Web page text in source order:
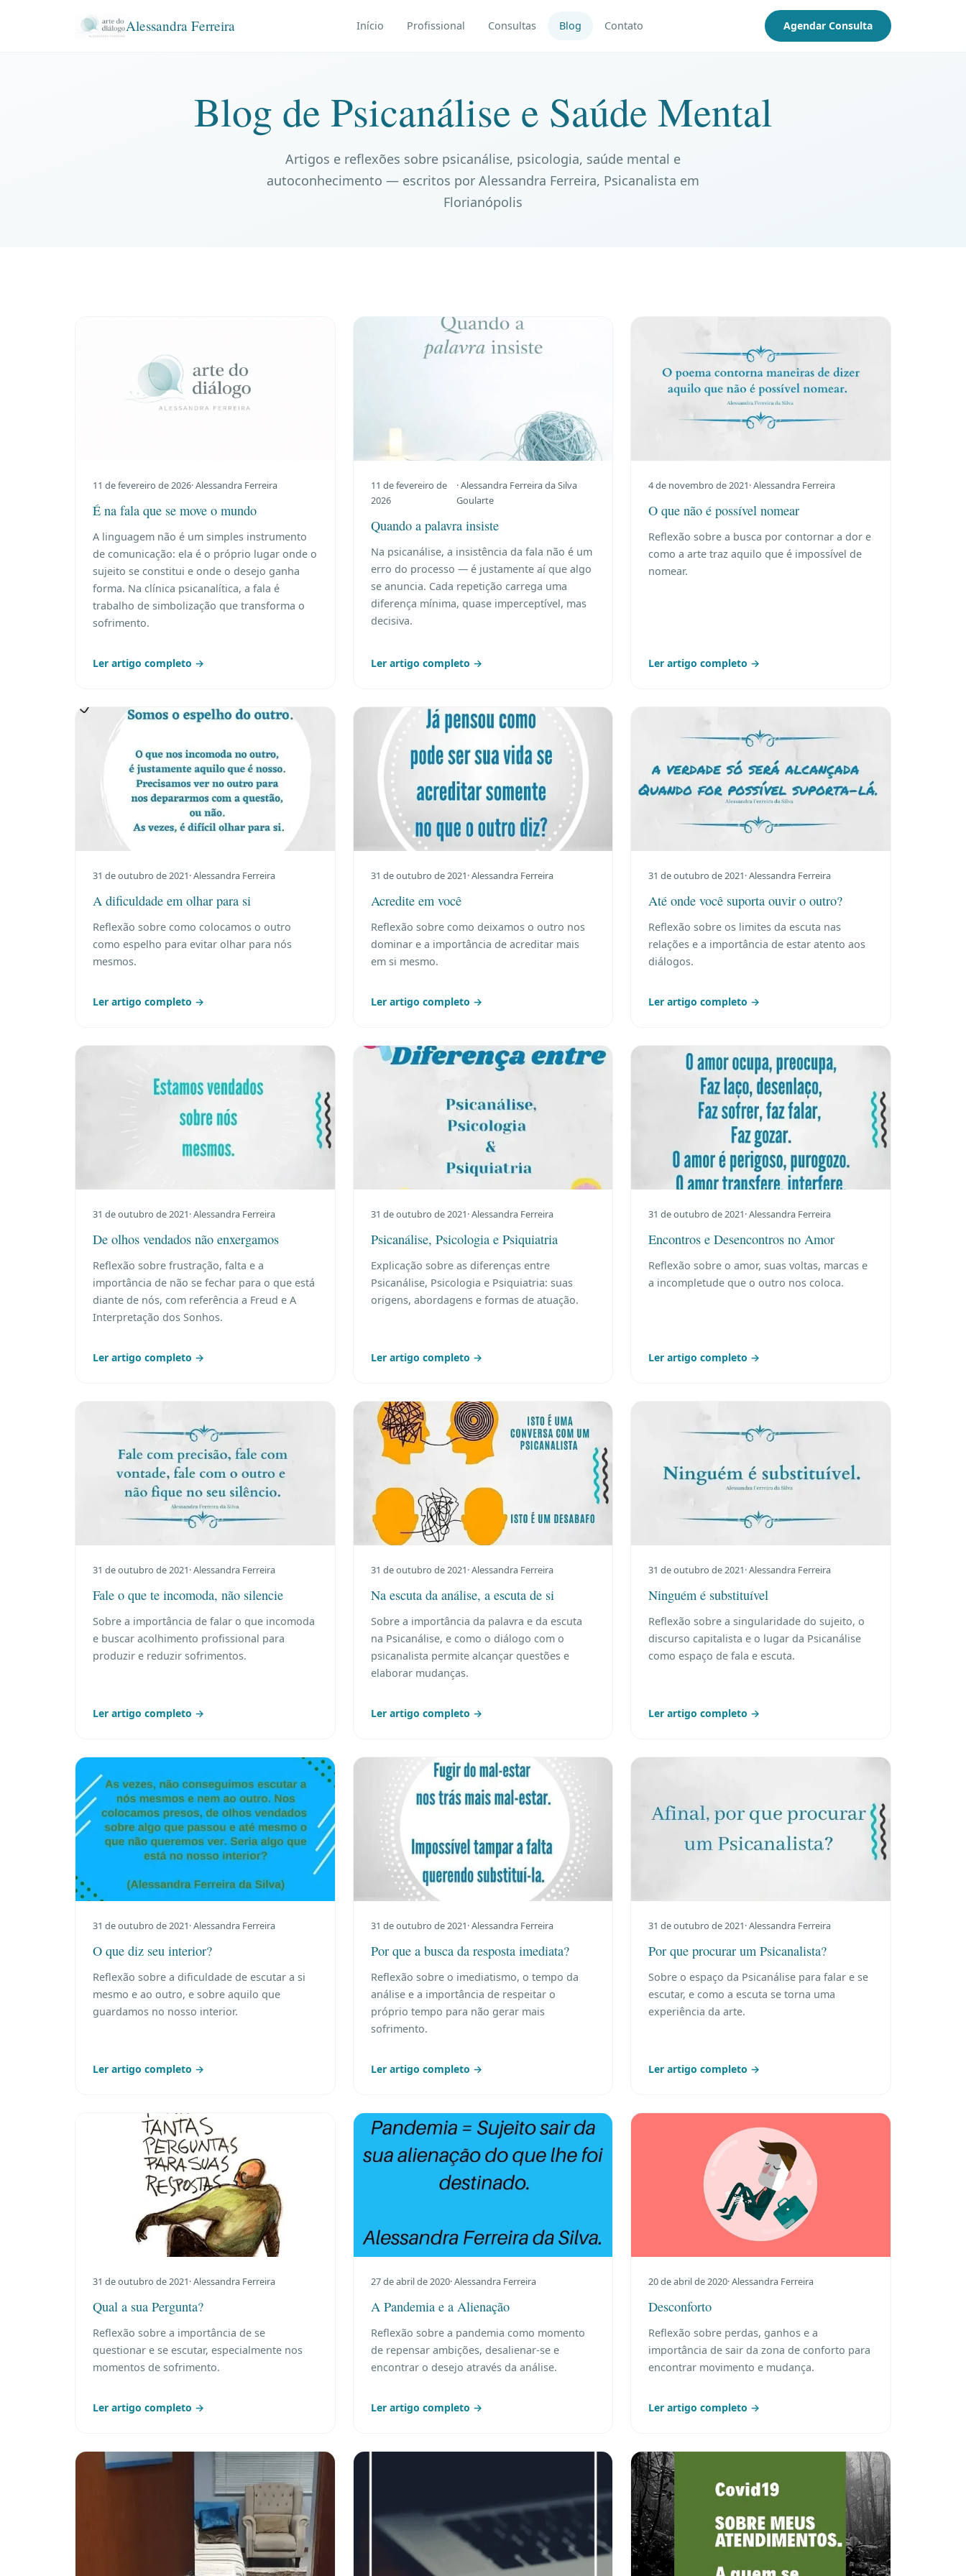
Alessandra Ferreira Início Profissional Consultas Blog Contato Agendar Consulta
Blog de Psicanálise e Saúde Mental
Artigos e reflexões sobre psicanálise, psicologia, saúde mental e
autoconhecimento — escritos por Alessandra Ferreira, Psicanalista em
Florianópolis
11 de fevereiro de 2026· Alessandra Ferreira
É na fala que se move o mundo
A linguagem não é um simples instrumento
de comunicação: ela é o próprio lugar onde o
sujeito se constitui e onde o desejo ganha
forma. Na clínica psicanalítica, a fala é
trabalho de simbolização que transforma o
sofrimento.
Ler artigo completo →
11 de fevereiro de
2026
· Alessandra Ferreira da Silva
Goularte
Quando a palavra insiste
Na psicanálise, a insistência da fala não é um
erro do processo — é justamente aí que algo
se anuncia. Cada repetição carrega uma
diferença mínima, quase imperceptível, mas
decisiva.
Ler artigo completo →
4 de novembro de 2021· Alessandra Ferreira
O que não é possível nomear
Reflexão sobre a busca por contornar a dor e
como a arte traz aquilo que é impossível de
nomear.
Ler artigo completo →
31 de outubro de 2021· Alessandra Ferreira
A dificuldade em olhar para si
Reflexão sobre como colocamos o outro
como espelho para evitar olhar para nós
mesmos.
Ler artigo completo →
31 de outubro de 2021· Alessandra Ferreira
Acredite em você
Reflexão sobre como deixamos o outro nos
dominar e a importância de acreditar mais
em si mesmo.
Ler artigo completo →
31 de outubro de 2021· Alessandra Ferreira
Até onde você suporta ouvir o outro?
Reflexão sobre os limites da escuta nas
relações e a importância de estar atento aos
diálogos.
Ler artigo completo →
31 de outubro de 2021· Alessandra Ferreira
De olhos vendados não enxergamos
Reflexão sobre frustração, falta e a
importância de não se fechar para o que está
diante de nós, com referência a Freud e A
Interpretação dos Sonhos.
Ler artigo completo →
31 de outubro de 2021· Alessandra Ferreira
Psicanálise, Psicologia e Psiquiatria
Explicação sobre as diferenças entre
Psicanálise, Psicologia e Psiquiatria: suas
origens, abordagens e formas de atuação.
Ler artigo completo →
31 de outubro de 2021· Alessandra Ferreira
Encontros e Desencontros no Amor
Reflexão sobre o amor, suas voltas, marcas e
a incompletude que o outro nos coloca.
Ler artigo completo →
31 de outubro de 2021· Alessandra Ferreira
Fale o que te incomoda, não silencie
Sobre a importância de falar o que incomoda
e buscar acolhimento profissional para
produzir e reduzir sofrimentos.
Ler artigo completo →
31 de outubro de 2021· Alessandra Ferreira
Na escuta da análise, a escuta de si
Sobre a importância da palavra e da escuta
na Psicanálise, e como o diálogo com o
psicanalista permite alcançar questões e
elaborar mudanças.
Ler artigo completo →
31 de outubro de 2021· Alessandra Ferreira
Ninguém é substituível
Reflexão sobre a singularidade do sujeito, o
discurso capitalista e o lugar da Psicanálise
como espaço de fala e escuta.
Ler artigo completo →
31 de outubro de 2021· Alessandra Ferreira
O que diz seu interior?
Reflexão sobre a dificuldade de escutar a si
mesmo e ao outro, e sobre aquilo que
guardamos no nosso interior.
Ler artigo completo →
31 de outubro de 2021· Alessandra Ferreira
Por que a busca da resposta imediata?
Reflexão sobre o imediatismo, o tempo da
análise e a importância de respeitar o
próprio tempo para não gerar mais
sofrimento.
Ler artigo completo →
31 de outubro de 2021· Alessandra Ferreira
Por que procurar um Psicanalista?
Sobre o espaço da Psicanálise para falar e se
escutar, e como a escuta se torna uma
experiência da arte.
Ler artigo completo →
31 de outubro de 2021· Alessandra Ferreira
Qual a sua Pergunta?
Reflexão sobre a importância de se
questionar e se escutar, especialmente nos
momentos de sofrimento.
Ler artigo completo →
27 de abril de 2020· Alessandra Ferreira
A Pandemia e a Alienação
Reflexão sobre a pandemia como momento
de repensar ambições, desalienar-se e
encontrar o desejo através da análise.
Ler artigo completo →
20 de abril de 2020· Alessandra Ferreira
Desconforto
Reflexão sobre perdas, ganhos e a
importância de sair da zona de conforto para
encontrar movimento e mudança.
Ler artigo completo →